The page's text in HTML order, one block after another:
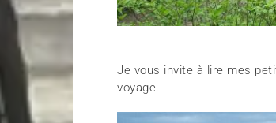
Je vous invite à lire mes
voyage.